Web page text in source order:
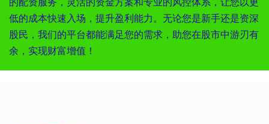
低的成本快速入场，提升盈利能力。无论您是新手还是资深
股民，我们的平台都能满足您的需求，助您在股市中游刃有
余，实现财富增值！